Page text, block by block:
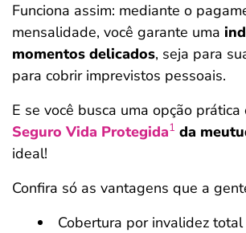
Funciona assim: mediante o
mensalidade, você garante uma
momentos delicados, seja para
para cobrir imprevistos pessoais.
E se você busca uma opção
Seguro Vida Protegida1 da
ideal!
Confira só as vantagens que a
Cobertura por invalidez